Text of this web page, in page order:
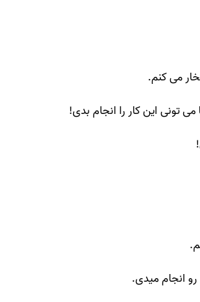
می کنم.
تونی این کار را انجام بدی!
انجام میدی.